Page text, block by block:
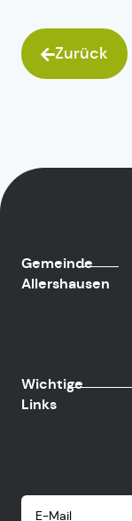
Zurück
Gemeinde
Allershausen
Wichtige
Links